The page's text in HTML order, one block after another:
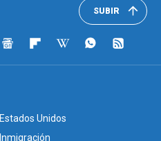
SUBIR
Estados Unidos
Inmigración